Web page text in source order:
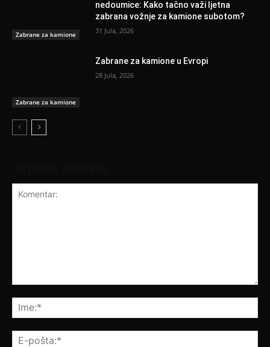
Zabrane za kamione
nedoumice: Kako tačno važi ljetna
zabrana vožnje za kamione subotom?
31 Jula, 2026
Zabrane za kamione
Zabrane za kamione u Evropi
28 Jula, 2026